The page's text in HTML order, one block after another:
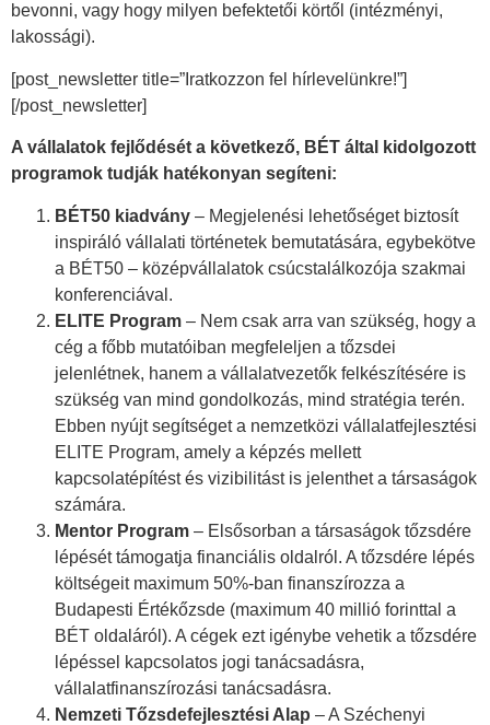
bevonni, vagy hogy milyen befektetői körtől (intézményi,
lakossági).
[post_newsletter title=”Iratkozzon fel hírlevelünkre!”]
[/post_newsletter]
A vállalatok fejlődését a következő, BÉT által kidolgozott
programok tudják hatékonyan segíteni:
BÉT50 kiadvány – Megjelenési lehetőséget biztosít
inspiráló vállalati történetek bemutatására, egybekötve
a BÉT50 – középvállalatok csúcstalálkozója szakmai
konferenciával.
ELITE Program – Nem csak arra van szükség, hogy a
cég a főbb mutatóiban megfeleljen a tőzsdei
jelenlétnek, hanem a vállalatvezetők felkészítésére is
szükség van mind gondolkozás, mind stratégia terén.
Ebben nyújt segítséget a nemzetközi vállalatfejlesztési
ELITE Program, amely a képzés mellett
kapcsolatépítést és vizibilitást is jelenthet a társaságok
számára.
Mentor Program – Elsősorban a társaságok tőzsdére
lépését támogatja financiális oldalról. A tőzsdére lépés
költségeit maximum 50%-ban finanszírozza a
Budapesti Értékőzsde (maximum 40 millió forinttal a
BÉT oldaláról). A cégek ezt igénybe vehetik a tőzsdére
lépéssel kapcsolatos jogi tanácsadásra,
vállalatfinanszírozási tanácsadásra.
Nemzeti Tőzsdefejlesztési Alap – A Széchenyi